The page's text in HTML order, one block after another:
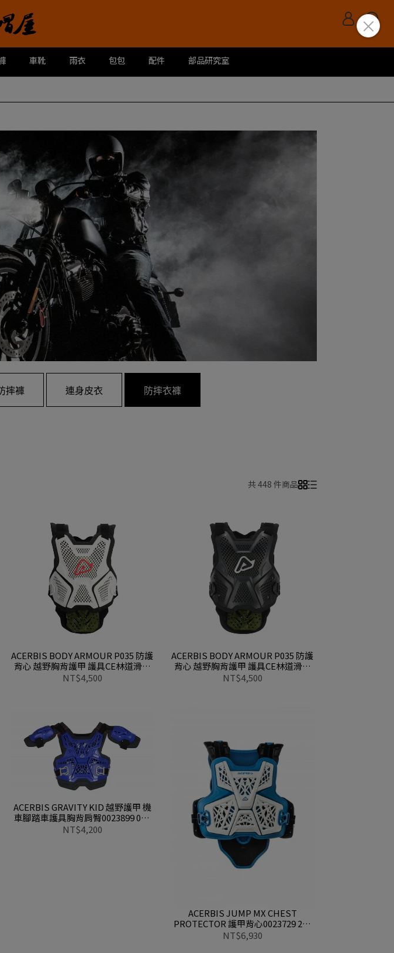
車靴 雨衣 包包 配件 部品研究室
摔褲 連身皮衣 防摔衣褲
共 448 件商品
ACERBIS BODY ARMOUR P035 防護
背心 越野胸背護甲 護具CE林道滑胎
下坡車0026467 030白
NT$4,500
ACERBIS BODY ARMOUR P035 防護
背心 越野胸背護甲 護具CE林道滑胎
下坡車0026467 090黑
NT$4,500
ACERBIS GRAVITY KID 越野護甲 機
車腳踏車護具胸背肩臀0023899 040
藍【兒童越野護甲】
NT$4,200
ACERBIS JUMP MX CHEST
PROTECTOR 護甲背心0023729 232
白藍
NT$6,930